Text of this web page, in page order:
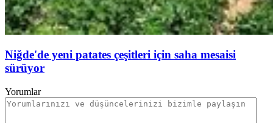
Niğde'de yeni patates çeşitleri için saha mesaisi
sürüyor
Yorumlar